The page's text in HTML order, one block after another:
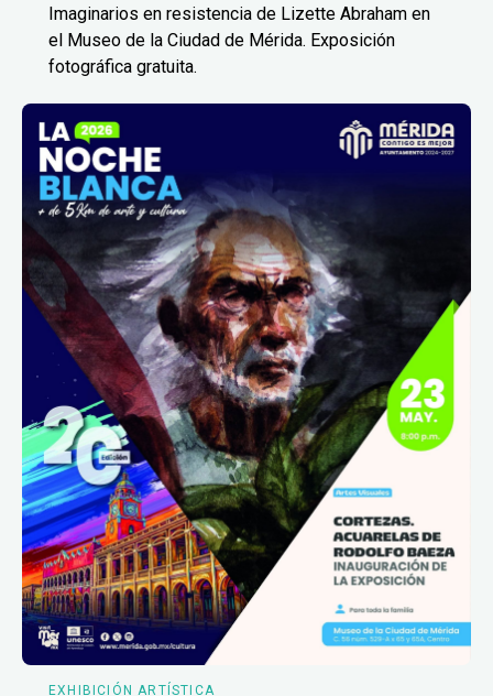
Imaginarios en resistencia de Lizette Abraham en
el Museo de la Ciudad de Mérida. Exposición
fotográfica gratuita.
EXHIBICIÓN ARTÍSTICA